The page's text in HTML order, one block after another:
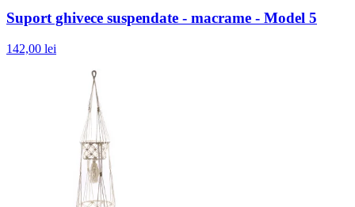
Suport ghivece suspendate - macrame - Model 5
142,00 lei